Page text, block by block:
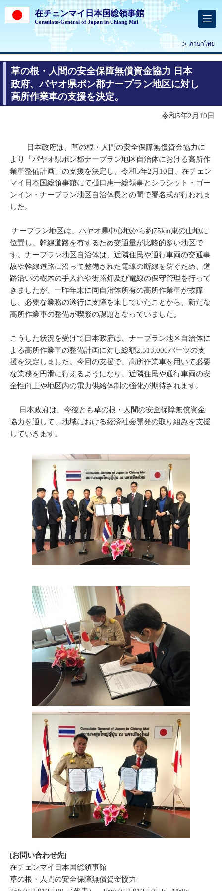
在チェンマイ日本国総領事館
Consulate-General of Japan in Chiang Mai
ภาษาไทย
草の根・人間の安全保障無償資金協力 日本
政府、パヤオ県ポン郡ナープラン地区に対し
高所作業車の支援を決定。
令和5年2月10日
日本政府は、草の根・人間の安全保障無償資金協力に
より「パヤオ県ポン郡ナープラン地区自治体における高所作
業車整備計画」の支援を決定し、令和5年2月10日、在チェン
マイ日本国総領事館にて樋口惠一総領事とシラシット・ゴー
ンイン・ナープラン地区自治体長との間で署名式が行われま
した。
ナープラン地区は、パヤオ県中心地から約75km東の山地に
位置し、幹線道路を有するため交通量が比較的多い地区で
す。ナープラン地区自治体は、近隣住民や通行車両の交通事
故や幹線道路に沿って整備された電線の断線を防ぐため、道
路沿いの樹木の手入れや街路灯及び電線の保守管理を行って
きましたが、一昨年末に同自治体所有の高所作業車が故障
し、必要な業務の遂行に支障を来していたことから、新たな
高所作業車の整備が喫緊の課題となっていました。
こうした状況を受けて日本政府は、ナープラン地区自治体に
よる高所作業車の整備計画に対し総額2,513,000バーツの支
援を決定しました。今回の支援で、高所作業車を用いて必要
な業務を円滑に行えるようになり、近隣住民や通行車両の安
全性向上や地区内の電力供給体制の強化が期待されます。
日本政府は、今後とも草の根・人間の安全保障無償資金
協力を通して、地域における経済社会開発の取り組みを支援
していきます。
[お問い合わせ先]
在チェンマイ日本国総領事館
草の根・人間の安全保障無償資金協力